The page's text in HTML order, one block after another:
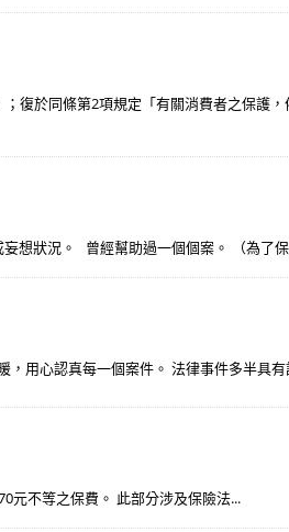
復於同條第2項規定「有關消費者之保護
想狀況。 曾經幫助過一個個案。 （為了
用心認真每一個案件。 法律事件多半具
元不等之保費。 此部分涉及保險法...